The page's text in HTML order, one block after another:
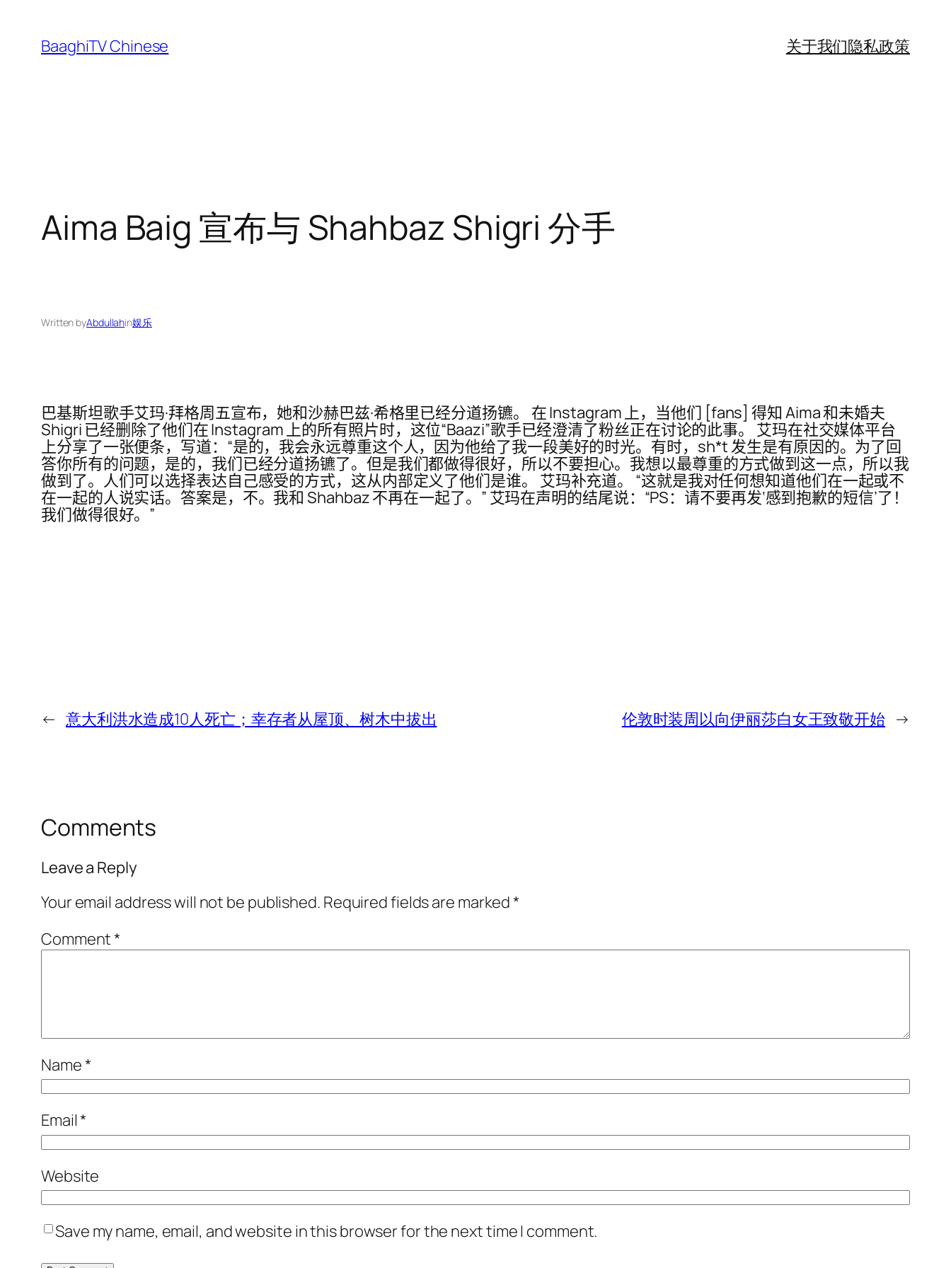
content
BaaghiTV Chinese 关于我们隐私政策
Aima Baig 宣布与 Shahbaz Shigri 分手
Written byAbdullahin娱乐
巴基斯坦歌手艾玛·拜格周五宣布，她和沙赫巴兹·希格里已经分道扬镳。 在 Instagram 上，当他们 [fans] 得知 Aima 和未婚夫
Shigri 已经删除了他们在 Instagram 上的所有照片时，这位“Baazi”歌手已经澄清了粉丝正在讨论的此事。 艾玛在社交媒体平台
上分享了一张便条，写道：“是的，我会永远尊重这个人，因为他给了我一段美好的时光。有时，sh*t 发生是有原因的。为了回
答你所有的问题，是的，我们已经分道扬镳了。但是我们都做得很好，所以不要担心。我想以最尊重的方式做到这一点，所以我
做到了。人们可以选择表达自己感受的方式，这从内部定义了他们是谁。 艾玛补充道。 “这就是我对任何想知道他们在一起或不
在一起的人说实话。答案是，不。我和 Shahbaz 不再在一起了。” 艾玛在声明的结尾说：“PS：请不要再发‘感到抱歉的短信’了！
我们做得很好。”
← 意大利洪水造成10人死亡；幸存者从屋顶、树木中拔出 伦敦时装周以向伊丽莎白女王致敬开始 →
Comments
Leave a Reply
Your email address will not be published. Required fields are marked*
Comment*
Name*
Email*
Website
Save my name, email, and website in this browser for the next time I comment.